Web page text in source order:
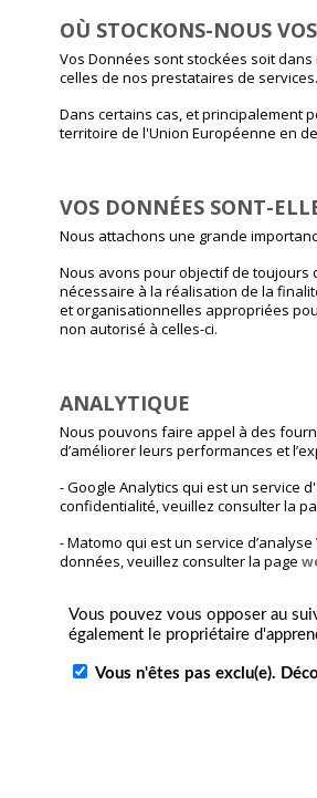
OÙ STOCKONS-NOUS
Vos Données sont stockées soit
celles de nos prestataires de services.
Dans certains cas, et principalement
territoire de l'Union Européenne en
VOS DONNÉES SONT-
Nous attachons une grande
Nous avons pour objectif de toujours
nécessaire à la réalisation de la
et organisationnelles appropriées
non autorisé à celles-ci.
ANALYTIQUE
Nous pouvons faire appel à des
d’améliorer leurs performances et
- Google Analytics qui est un service
confidentialité, veuillez consulter la
- Matomo qui est un service
données, veuillez consulter la page